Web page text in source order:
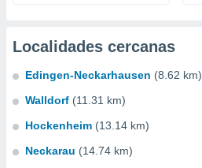
Localidades cercanas
Edingen-Neckarhausen (8.62 km)
Walldorf (11.31 km)
Hockenheim (13.14 km)
Neckarau (14.74 km)